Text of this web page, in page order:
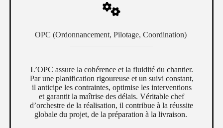
OPC (Ordonnancement, Pilotage, Coordination)
L’OPC assure la cohérence et la fluidité du chantier.
Par une planification rigoureuse et un suivi constant,
il anticipe les contraintes, optimise les interventions
et garantit la maîtrise des délais. Véritable chef
d’orchestre de la réalisation, il contribue à la réussite
globale du projet, de la préparation à la livraison.